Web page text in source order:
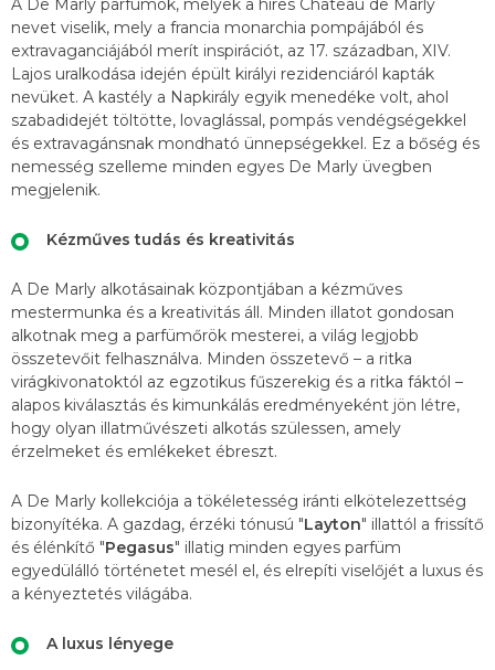
A De Marly parfümök, melyek a híres Château de Marly
nevet viselik, mely a francia monarchia pompájából és
extravaganciájából merít inspirációt, az 17. században, XIV.
Lajos uralkodása idején épült királyi rezidenciáról kapták
nevüket. A kastély a Napkirály egyik menedéke volt, ahol
szabadidejét töltötte, lovaglással, pompás vendégségekkel
és extravagánsnak mondható ünnepségekkel. Ez a bőség és
nemesség szelleme minden egyes De Marly üvegben
megjelenik.
Kézműves tudás és kreativitás
A De Marly alkotásainak központjában a kézműves
mestermunka és a kreativitás áll. Minden illatot gondosan
alkotnak meg a parfümőrök mesterei, a világ legjobb
összetevőit felhasználva. Minden összetevő – a ritka
virágkivonatoktól az egzotikus fűszerekig és a ritka fáktól –
alapos kiválasztás és kimunkálás eredményeként jön létre,
hogy olyan illatművészeti alkotás szülessen, amely
érzelmeket és emlékeket ébreszt.
A De Marly kollekciója a tökéletesség iránti elkötelezettség
bizonyítéka. A gazdag, érzéki tónusú "Layton" illattól a frissítő
és élénkítő "Pegasus" illatig minden egyes parfüm
egyedülálló történetet mesél el, és elrepíti viselőjét a luxus és
a kényeztetés világába.
A luxus lényege